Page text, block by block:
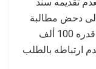
إلى دحض مطالبة
الشركة المالكة للسفينة بتعويض مؤقت قدره 100 ألف
ارتباطه بالطلب